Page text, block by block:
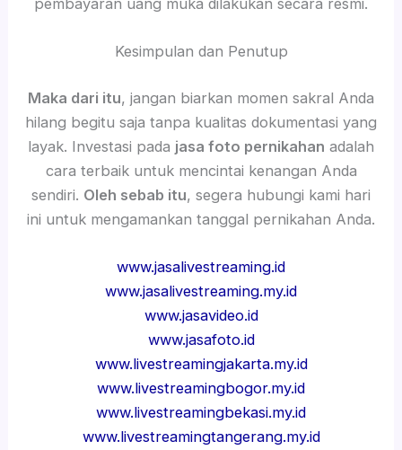
Kesimpulan dan Penutup
Maka dari itu, jangan biarkan momen sakral Anda
hilang begitu saja tanpa kualitas dokumentasi yang
layak. Investasi pada jasa foto pernikahan adalah
cara terbaik untuk mencintai kenangan Anda
sendiri. Oleh sebab itu, segera hubungi kami hari
ini untuk mengamankan tanggal pernikahan Anda.
www.jasalivestreaming.id
www.jasalivestreaming.my.id
www.jasavideo.id
www.jasafoto.id
www.livestreamingjakarta.my.id
www.livestreamingbogor.my.id
www.livestreamingbekasi.my.id
www.livestreamingtangerang.my.id